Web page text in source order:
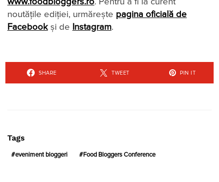
noutățile ediției, urmărește pagina oficială de
Facebookși de Instagram.
SHARE TWEET PIN IT
Tags
eveniment bloggeri Food Bloggers Conference